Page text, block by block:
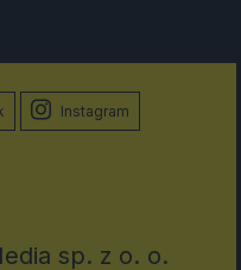
Instagram
sp. z o. o.